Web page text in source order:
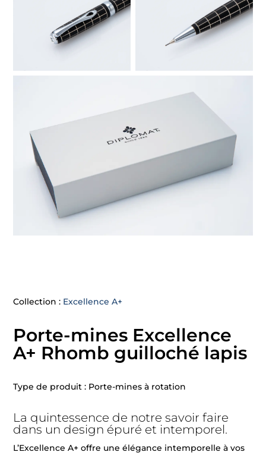
Collection : Excellence A+
Porte-mines Excellence
A+ Rhomb guilloché lapis
Type de produit : Porte-mines à rotation
La quintessence de notre savoir faire
dans un design épuré et intemporel.
L’Excellence A+ offre une élégance intemporelle à vos